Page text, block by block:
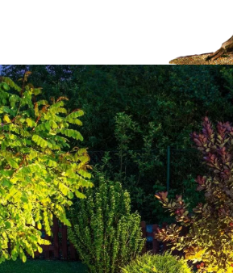
artisans jardiniers
vos haies dans les
bien formés et sont
à toutes vos
en taille de
l’intervention soit
Welty Marc va mettre
modernes et à la
Les haies sont
à votre jardin,
délimiter votre
beau feuillage,
tailler vos
haies à La
Comme nous
Welty Marc